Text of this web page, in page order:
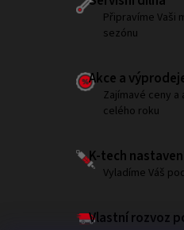
Připravíme Vaši
sezónu
Akce a
Zajímavé ceny a
celého roku
K-tech
Vyladíme Váš
Vlastní rozvoz